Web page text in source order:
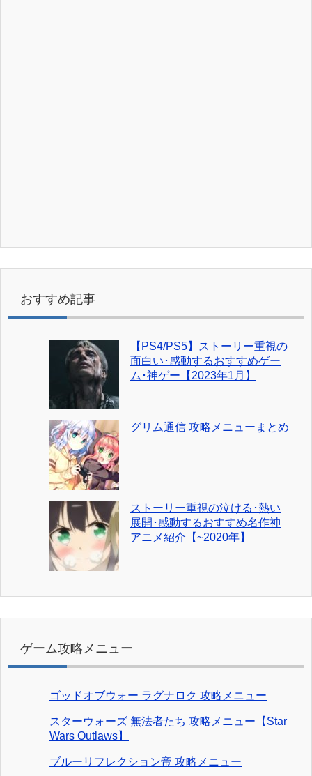
おすすめ記事
【PS4/PS5】ストーリー重視の
面白い･感動するおすすめゲー
ム･神ゲー【2023年1月】
グリム通信 攻略メニューまとめ
ストーリー重視の泣ける･熱い
展開･感動するおすすめ名作神
アニメ紹介【~2020年】
ゲーム攻略メニュー
ゴッドオブウォー ラグナロク 攻略メニュー
スターウォーズ 無法者たち 攻略メニュー【Star
Wars Outlaws】
ブルーリフレクション帝 攻略メニュー